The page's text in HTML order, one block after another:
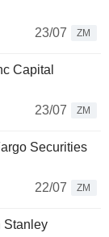
23/07
ZM
Capital
23/07
ZM
Securities
22/07
ZM
Stanley